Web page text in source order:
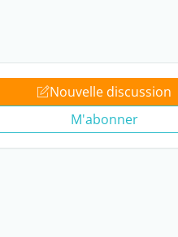
Nouvelle discussion
M'abonner